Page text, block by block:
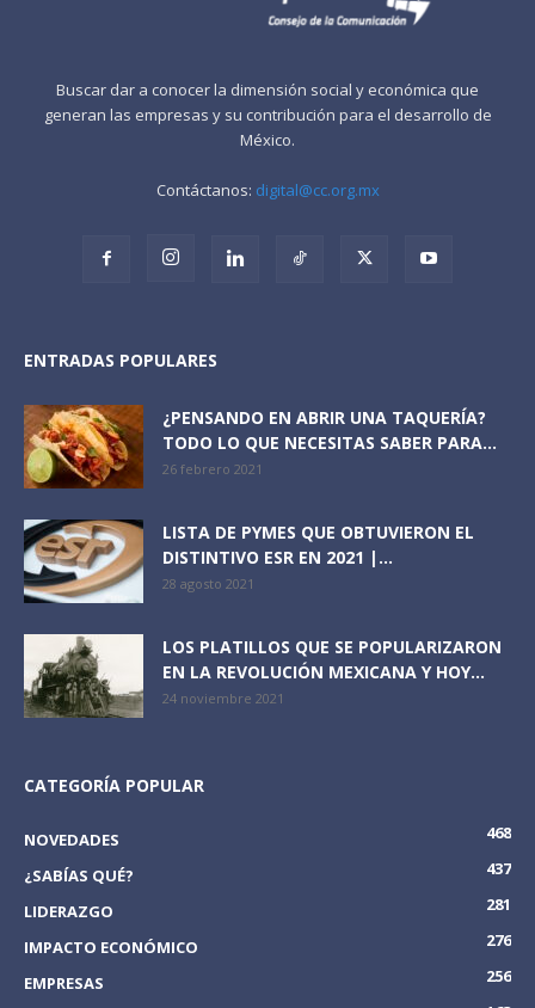
Buscar dar a conocer la dimensión social y económica que
generan las empresas y su contribución para el desarrollo de
México.
Contáctanos: digital@cc.org.mx
ENTRADAS POPULARES
¿PENSANDO EN ABRIR UNA TAQUERÍA?
TODO LO QUE NECESITAS SABER PARA...
26 febrero 2021
LISTA DE PYMES QUE OBTUVIERON EL
DISTINTIVO ESR EN 2021 |...
28 agosto 2021
LOS PLATILLOS QUE SE POPULARIZARON
EN LA REVOLUCIÓN MEXICANA Y HOY...
24 noviembre 2021
CATEGORÍA POPULAR
NOVEDADES
468
¿SABÍAS QUÉ?
437
LIDERAZGO
281
IMPACTO ECONÓMICO
276
EMPRESAS
256